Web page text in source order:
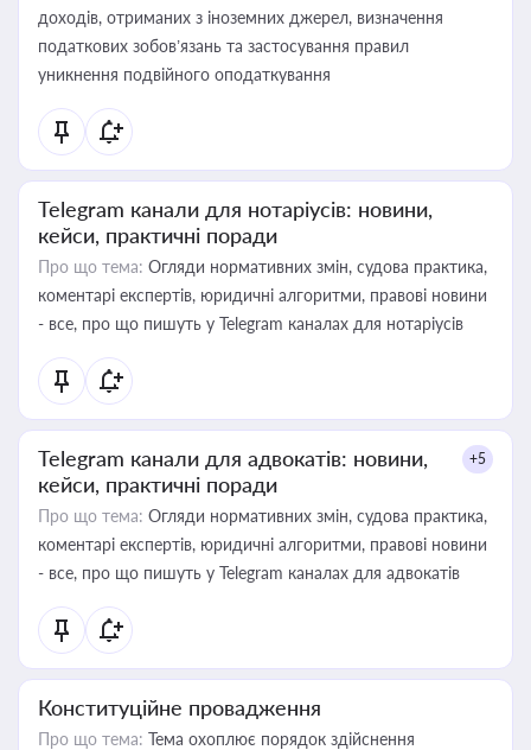
доходів, отриманих з іноземних джерел, визначення
податкових зобов’язань та застосування правил
уникнення подвійного оподаткування
Telegram канали для нотаріусів: новини,
кейси, практичні поради
Про що тема: Огляди нормативних змін, судова практика,
коментарі експертів, юридичні алгоритми, правові новини
- все, про що пишуть у Telegram каналах для нотаріусів
Telegram канали для адвокатів: новини,
кейси, практичні поради
+5
Про що тема: Огляди нормативних змін, судова практика,
коментарі експертів, юридичні алгоритми, правові новини
- все, про що пишуть у Telegram каналах для адвокатів
Конституційне провадження
Про що тема: Тема охоплює порядок здійснення